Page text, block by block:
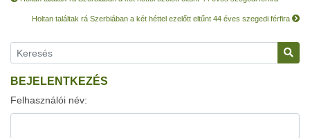
Holtan találtak rá Szerbiában a két héttel ezelőtt eltűnt 44 éves szegedi férfira
BEJELENTKEZÉS
Felhasználói név: